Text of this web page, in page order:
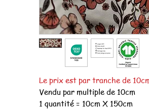
Le prix est par tranche de
Vendu par multiple de 10cm
1 quantité = 10cm X 150cm